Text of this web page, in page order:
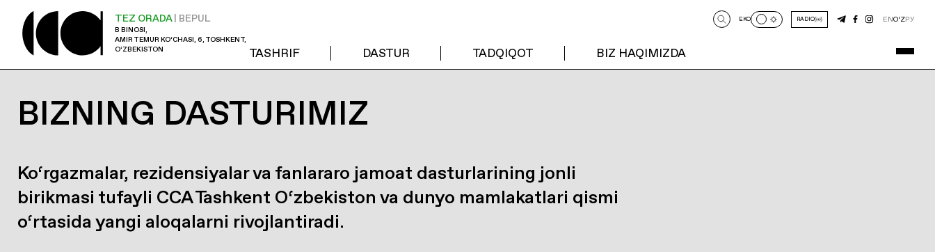
TEZ ORADA| BEPUL
B BINOSI,
AMIR TEMUR KO‘CHASI, 6, TOSHKENT,
O‘ZBEKISTON
TASHRIF DASTUR TADQIQOT BIZ HAQIMIZDA
EKO RADIO ENO‘ZРУ
BIZNING DASTURIMIZ
Ko‘rgazmalar, rezidensiyalar va fanlararo jamoat dasturlarining jonli
birikmasi tufayli CCA Tashkent O‘zbekiston va dunyo mamlakatlari qismi
o‘rtasida yangi aloqalarni rivojlantiradi.